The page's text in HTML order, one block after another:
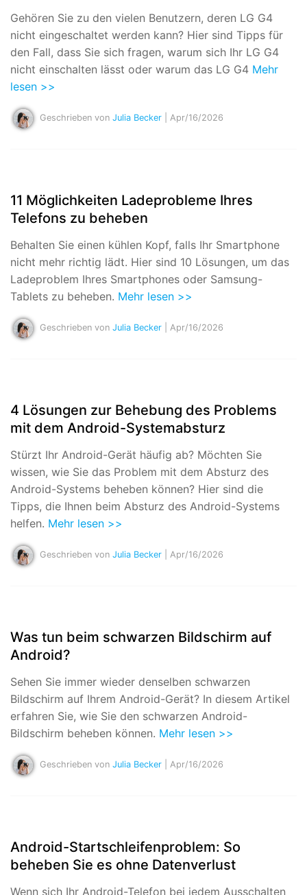
Gehören Sie zu den vielen Benutzern, deren LG G4
nicht eingeschaltet werden kann? Hier sind Tipps für
den Fall, dass Sie sich fragen, warum sich Ihr LG G4
nicht einschalten lässt oder warum das LG G4 Mehr
lesen >>
Geschrieben von Julia Becker | Apr/16/2026
11 Möglichkeiten Ladeprobleme Ihres
Telefons zu beheben
Behalten Sie einen kühlen Kopf, falls Ihr Smartphone
nicht mehr richtig lädt. Hier sind 10 Lösungen, um das
Ladeproblem Ihres Smartphones oder Samsung-
Tablets zu beheben. Mehr lesen >>
Geschrieben von Julia Becker | Apr/16/2026
4 Lösungen zur Behebung des Problems
mit dem Android-Systemabsturz
Stürzt Ihr Android-Gerät häufig ab? Möchten Sie
wissen, wie Sie das Problem mit dem Absturz des
Android-Systems beheben können? Hier sind die
Tipps, die Ihnen beim Absturz des Android-Systems
helfen. Mehr lesen >>
Geschrieben von Julia Becker | Apr/16/2026
Was tun beim schwarzen Bildschirm auf
Android?
Sehen Sie immer wieder denselben schwarzen
Bildschirm auf Ihrem Android-Gerät? In diesem Artikel
erfahren Sie, wie Sie den schwarzen Android-
Bildschirm beheben können. Mehr lesen >>
Geschrieben von Julia Becker | Apr/16/2026
Android-Startschleifenproblem: So
beheben Sie es ohne Datenverlust
Wenn sich Ihr Android-Telefon bei jedem Ausschalten